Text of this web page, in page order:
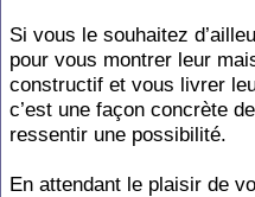
Si vous le souhaitez
pour vous montrer leur
constructif et vous livrer
c’est une façon concrète
ressentir une possibilité.
En attendant le plaisir de